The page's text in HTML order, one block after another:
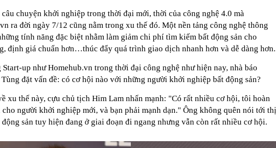
chuyện khởi nghiệp trong thời đại mới, thời của công nghệ 4.0 mà
ra đời ngày 7/12 cũng nằm trong xu thế đó. Một nền tảng công nghệ thông
tính năng đặc biệt nhằm làm giảm chi phí tìm kiếm bất động sản cho
định giá chuẩn hơn…thúc đẩy quá trình giao dịch nhanh hơn và dễ dàng hơn.
up như Homehub.vn trong thời đại công nghệ như hiện nay, nhà báo
đặt vấn đề: có cơ hội nào với những người khởi nghiệp bất động sản?
xu thế này, cựu chủ tịch Him Lam nhấn mạnh: "Có rất nhiều cơ hội, tôi hoàn
cho người khởi nghiệp mới, và bạn phải mạnh dạn." Ông không quên nói tới thị
sản tuy hiện đang ở giai đoạn đi ngang nhưng vẫn còn rất nhiều cơ hội.